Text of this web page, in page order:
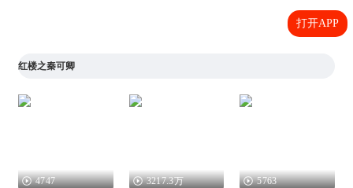
打开APP
红楼之秦可卿
4747 3217.3万 5763